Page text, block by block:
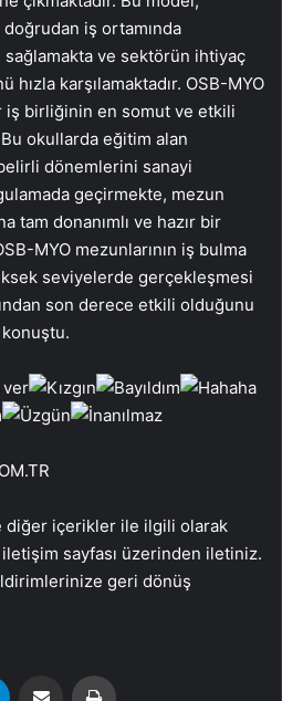
iş ortamında
ve sektörün ihtiyaç
karşılamaktadır. OSB-MYO
birliğinin en somut ve etkili
okullarda eğitim alan
dönemlerini sanayi
geçirmekte, mezun
tam donanımlı ve hazır bir
MYO mezunlarının iş bulma
seviyelerde gerçekleşmesi
son derece etkili olduğunu
ver
diğer içerikler ile ilgili olarak
sayfası üzerinden iletiniz.
geri dönüş
Email'den paylaş